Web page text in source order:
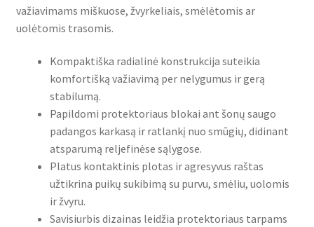
važiavimams miškuose, žvyrkeliais, smėlėtomis ar
uolėtomis trasomis.
Kompaktiška radialinė konstrukcija suteikia
komfortišką važiavimą per nelygumus ir gerą
stabilumą.
Papildomi protektoriaus blokai ant šonų saugo
padangos karkasą ir ratlankį nuo smūgių, didinant
atsparumą reljefinėse sąlygose.
Platus kontaktinis plotas ir agresyvus raštas
užtikrina puikų sukibimą su purvu, smėliu, uolomis
ir žvyru.
Savisiurbis dizainas leidžia protektoriaus tarpams